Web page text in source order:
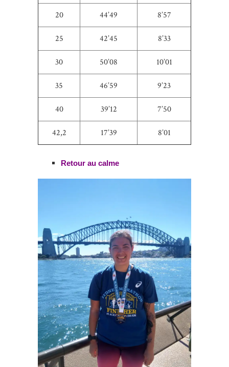
20 44’49 8’57
25 42’45 8’33
30 50’08 10’01
35 46’59 9’23
40 39’12 7’50
42,2 17’39 8’01
Retour au calme